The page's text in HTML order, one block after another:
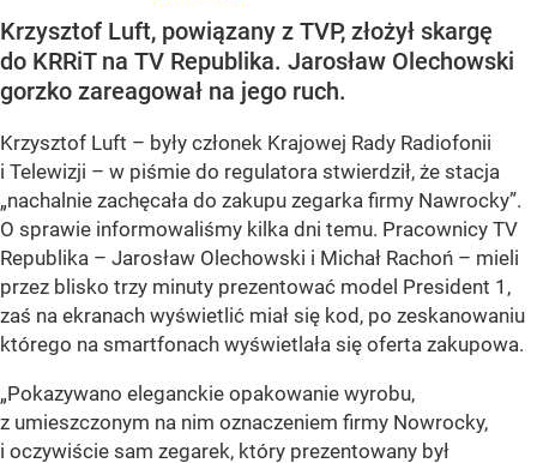
Krzysztof Luft, powiązany z TVP, złożył skargę
do KRRiT na TV Republika. Jarosław Olechowski
gorzko zareagował na jego ruch.
Krzysztof Luft – były członek Krajowej Rady Radiofonii
i Telewizji – w piśmie do regulatora stwierdził, że stacja
„nachalnie zachęcała do zakupu zegarka firmy Nawrocky”.
O sprawie informowaliśmy kilka dni temu. Pracownicy TV
Republika – Jarosław Olechowski i Michał Rachoń – mieli
przez blisko trzy minuty prezentować model President 1,
zaś na ekranach wyświetlić miał się kod, po zeskanowaniu
którego na smartfonach wyświetlała się oferta zakupowa.
„Pokazywano eleganckie opakowanie wyrobu,
z umieszczonym na nim oznaczeniem firmy Nowrocky,
i oczywiście sam zegarek, który prezentowany był